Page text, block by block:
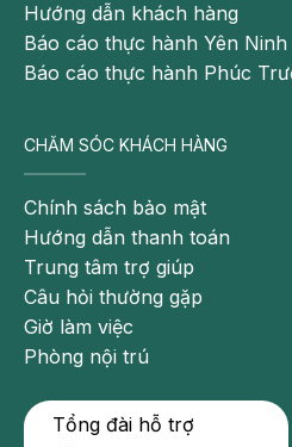
Hướng dẫn khách hàng
Báo cáo thực hành Yên Ninh
Báo cáo thực hành Phúc
CHĂM SÓC KHÁCH HÀNG
Chính sách bảo mật
Hướng dẫn thanh toán
Trung tâm trợ giúp
Câu hỏi thường gặp
Giờ làm việc
Phòng nội trú
Tổng đài hỗ trợ